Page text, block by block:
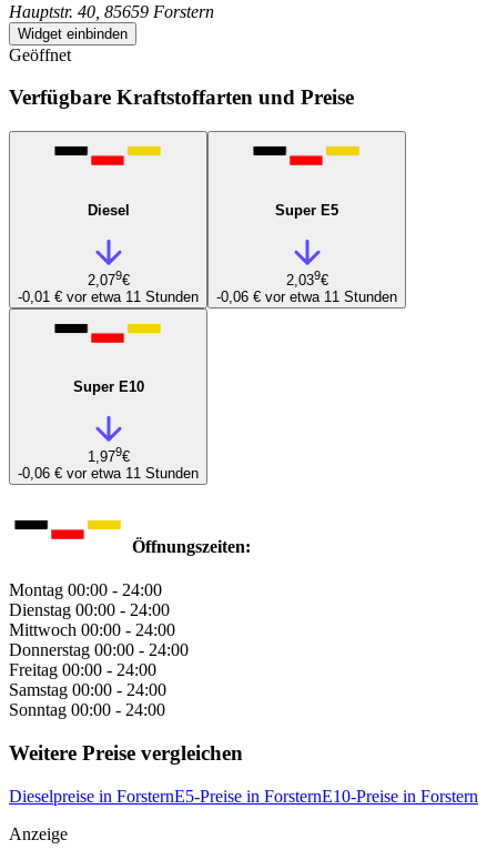
Hauptstr. 40, 85659 Forstern
Widget einbinden
Geöffnet
Verfügbare Kraftstoffarten und Preise
Diesel
2,079€
-0,01 € vor etwa 11 Stunden
Super E5
2,039€
-0,06 € vor etwa 11 Stunden
Super E10
1,979€
-0,06 € vor etwa 11 Stunden
Öffnungszeiten:
Montag 00:00 - 24:00
Dienstag 00:00 - 24:00
Mittwoch 00:00 - 24:00
Donnerstag 00:00 - 24:00
Freitag 00:00 - 24:00
Samstag 00:00 - 24:00
Sonntag 00:00 - 24:00
Weitere Preise vergleichen
Dieselpreise in ForsternE5-Preise in ForsternE10-Preise in Forstern
Anzeige